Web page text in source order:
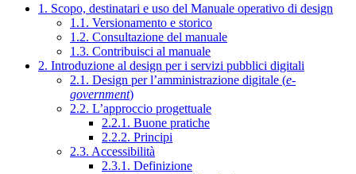
1. Scopo, destinatari e uso del Manuale operativo di design
1.1. Versionamento e storico
1.2. Consultazione del manuale
1.3. Contribuisci al manuale
2. Introduzione al design per i servizi pubblici digitali
2.1. Design per l’amministrazione digitale (e-
government)
2.2. L’approccio progettuale
2.2.1. Buone pratiche
2.2.2. Principi
2.3. Accessibilità
2.3.1. Definizione